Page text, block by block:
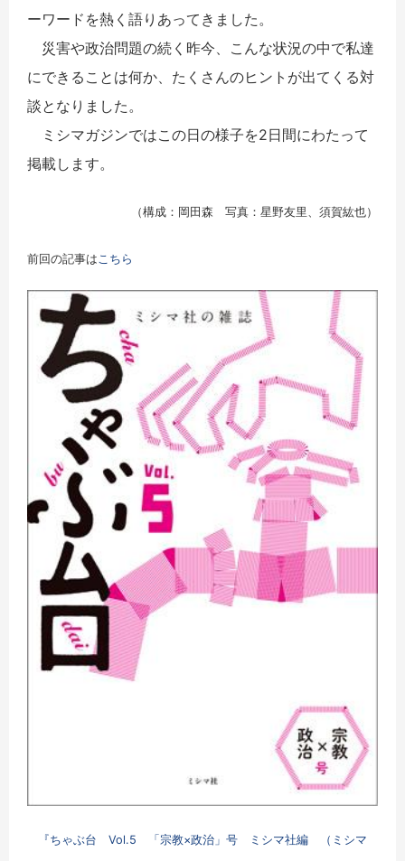
ーワードを熱く語りあってきました。
災害や政治問題の続く昨今、こんな状況の中で私達
にできることは何か、たくさんのヒントが出てくる対
談となりました。
ミシマガジンではこの日の様子を2日間にわたって
掲載します。
（構成：岡田森 写真：星野友里、須賀紘也）
前回の記事は こちら
『ちゃぶ台 Vol.5 「宗教×政治」号 ミシマ社編 （ミシマ